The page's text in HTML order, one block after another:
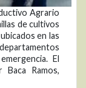
Agrario
de cultivos
en las
El
Ramos,